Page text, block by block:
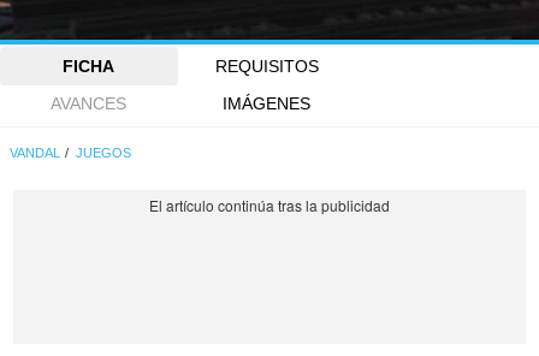
FICHA
REQUISITOS
AVANCES
IMÁGENES
VANDAL JUEGOS